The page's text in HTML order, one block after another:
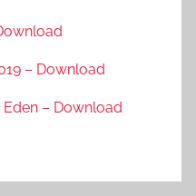
– Download
Eden – Download